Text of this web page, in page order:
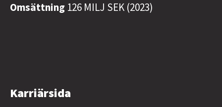
Omsättning 126 MILJ SEK (2023)
Karriärsida